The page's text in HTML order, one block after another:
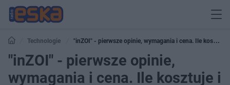
Technologie
"inZOI" - pierwsze opinie, wymagania i cena. Ile kosztuje
i czy warto kupić?
"inZOI" - pierwsze opinie,
wymagania i cena. Ile kosztuje i